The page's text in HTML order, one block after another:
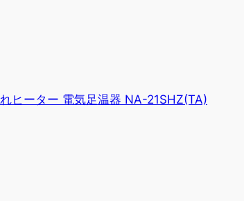
ヒーター 電気足温器 NA-21SHZ(TA)